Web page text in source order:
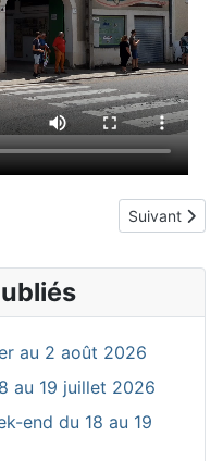
amis hollandaisArticle
Suivant
au 2 août 2026
au 19 juillet 2026
end du 18 au 19